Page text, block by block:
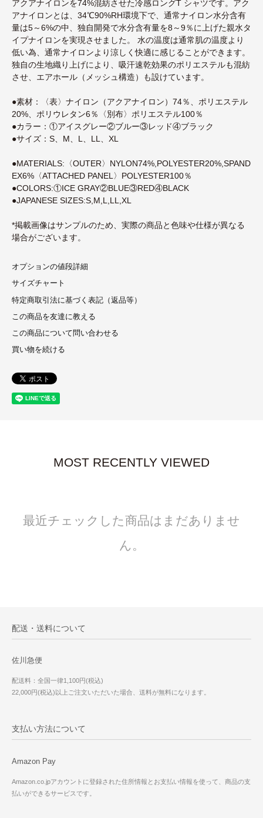
アクアナイロンを74%混紡させた冷感ロングT シャツです。アク
アナイロンとは、34℃90%RH環境下で、通常ナイロン水分含有
量は5～6%の中、独自開発で水分含有量を8～9％に上げた親水タ
イプナイロンを実現させました。 水の温度は通常肌の温度より
低い為、通常ナイロンより涼しく快適に感じることができます。
独自の生地織り上げにより、吸汗速乾効果のポリエステルも混紡
させ、エアホール（メッシュ構造）も設けています。
●素材：〈表〉ナイロン（アクアナイロン）74％、ポリエステル
20%、ポリウレタン6％〈別布〉ポリエステル100％
●カラー：①アイスグレー②ブルー③レッド④ブラック
●サイズ：S、M、L、LL、XL
●MATERIALS:〈OUTER〉NYLON74%,POLYESTER20%,SPAND
EX6%〈ATTACHED PANEL〉POLYESTER100％
●COLORS:①ICE GRAY②BLUE③RED④BLACK
●JAPANESE SIZES:S,M,L,LL,XL
*掲載画像はサンプルのため、実際の商品と色味や仕様が異なる
場合がございます。
オプションの値段詳細
サイズチャート
特定商取引法に基づく表記（返品等）
この商品を友達に教える
この商品について問い合わせる
買い物を続ける
MOST RECENTLY VIEWED
最近チェックした商品はまだありませ
ん。
配送・送料について
佐川急便
配送料：全国一律1,100円(税込)
22,000円(税込)以上ご注文いただいた場合、送料が無料になります。
支払い方法について
Amazon Pay
Amazon.co.jpアカウントに登録された住所情報とお支払い情報を使って、商品の支
払いができるサービスです。